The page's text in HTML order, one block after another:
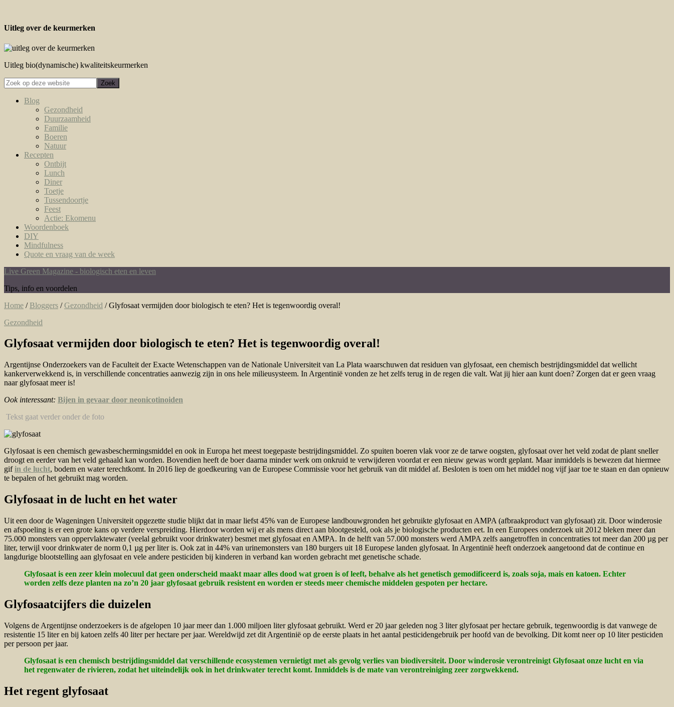
Uitleg over de keurmerken
Uitleg bio(dynamische) kwaliteitskeurmerken
Blog
Gezondheid
Duurzaamheid
Familie
Boeren
Natuur
Recepten
Ontbijt
Lunch
Diner
Toetje
Tussendoortje
Feest
Actie: Ekomenu
Woordenboek
DIY
Mindfulness
Quote en vraag van de week
Live Green Magazine - biologisch eten en leven
Tips, info en voordelen
Home / Bloggers / Gezondheid /Glyfosaat vermijden door biologisch te eten? Het is tegenwoordig overal!
Gezondheid
Glyfosaat vermijden door biologisch te eten? Het is tegenwoordig overal!
Argentijnse Onderzoekers van de Faculteit der Exacte Wetenschappen van de Nationale Universiteit van La Plata waarschuwen dat residuen van glyfosaat, een chemisch bestrijdingsmiddel dat wellicht
kankerverwekkend is, in verschillende concentraties aanwezig zijn in ons hele milieusysteem. In Argentinië vonden ze het zelfs terug in de regen die valt. Wat jij hier aan kunt doen? Zorgen dat er geen vraag
naar glyfosaat meer is!
Ook interessant: Bijen in gevaar door neonicotinoiden
Tekst gaat verder onder de foto
Glyfosaat is een chemisch gewasbeschermingsmiddel en ook in Europa het meest toegepaste bestrijdingsmiddel. Zo spuiten boeren vlak voor ze de tarwe oogsten, glyfosaat over het veld zodat de plant sneller
droogt en eerder van het veld gehaald kan worden. Bovendien heeft de boer daarna minder werk om onkruid te verwijderen voordat er een nieuw gewas wordt geplant. Maar inmiddels is bewezen dat hiermee
gifin de lucht, bodem en water terechtkomt. In 2016 liep de goedkeuring van de Europese Commissie voor het gebruik van dit middel af. Besloten is toen om het middel nog vijf jaar toe te staan en dan opnieuw
te bepalen of het gebruikt mag worden.
Glyfosaat in de lucht en het water
Uit een door de Wageningen Universiteit opgezette studie blijkt dat in maar liefst 45% van de Europese landbouwgronden het gebruikte glyfosaat en AMPA (afbraakproduct van glyfosaat) zit. Door winderosie
en afspoeling is er een grote kans op verdere verspreiding. Hierdoor worden wij er als mens direct aan blootgesteld, ook als je biologische producten eet. In een Europees onderzoek uit 2012 bleken meer dan
75.000 monsters van oppervlaktewater (veelal gebruikt voor drinkwater) besmet met glyfosaat en AMPA. In de helft van 57.000 monsters werd AMPA zelfs aangetroffen in concentraties tot meer dan 200 µg per
liter, terwijl voor drinkwater de norm 0,1 µg per liter is. Ook zat in 44% van urinemonsters van 180 burgers uit 18 Europese landen glyfosaat. In Argentinië heeft onderzoek aangetoond dat de continue en
langdurige blootstelling aan glyfosaat en vele andere pesticiden bij kinderen in verband kan worden gebracht met genetische schade.
Glyfosaat is een zeer klein molecuul dat geen onderscheid maakt maar alles dood wat groen is of leeft, behalve als het genetisch gemodificeerd is, zoals soja, mais en katoen. Echter
worden zelfs deze planten na zo’n 20 jaar glyfosaat gebruik resistent en worden er steeds meer chemische middelen gespoten per hectare.
Glyfosaatcijfers die duizelen
Volgens de Argentijnse onderzoekers is de afgelopen 10 jaar meer dan 1.000 miljoen liter glyfosaat gebruikt. Werd er 20 jaar geleden nog 3 liter glyfosaat per hectare gebruik, tegenwoordig is dat vanwege de
resistentie 15 liter en bij katoen zelfs 40 liter per hectare per jaar. Wereldwijd zet dit Argentinië op de eerste plaats in het aantal pesticidengebruik per hoofd van de bevolking. Dit komt neer op 10 liter pesticiden
per persoon per jaar.
Glyfosaat is een chemisch bestrijdingsmiddel dat verschillende ecosystemen vernietigt met als gevolg verlies van biodiversiteit. Door winderosie verontreinigt Glyfosaat onze lucht en via
het regenwater de rivieren, zodat het uiteindelijk ook in het drinkwater terecht komt. Inmiddels is de mate van verontreiniging zeer zorgwekkend.
Het regent glyfosaat